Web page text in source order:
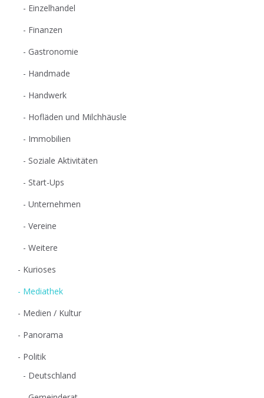
Einzelhandel
Finanzen
Gastronomie
Handmade
Handwerk
Hofläden und Milchhäusle
Immobilien
Soziale Aktivitäten
Start-Ups
Unternehmen
Vereine
Weitere
Kurioses
Mediathek
Medien / Kultur
Panorama
Politik
Deutschland